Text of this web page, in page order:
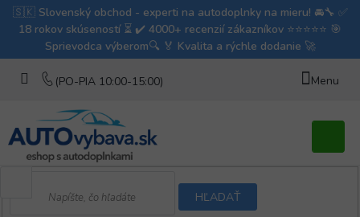
HĽADAŤ
košík